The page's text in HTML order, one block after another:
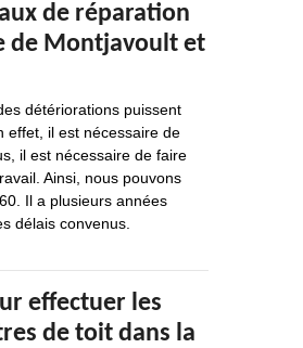
de réparation
de Montjavoult et
détériorations puissent
effet, il est nécessaire de
il est nécessaire de faire
Ainsi, nous pouvons
Il a plusieurs années
délais convenus.
effectuer les
de toit dans la